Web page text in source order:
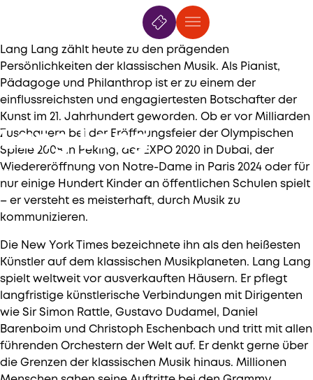
21. Juli 2026
Lang Lang
Klavier
Lang Lang zählt heute zu den prägenden
Persönlichkeiten der klassischen Musik. Als Pianist,
Pädagoge und Philanthrop ist er zu einem der
einflussreichsten und engagiertesten Botschafter der
Kunst im 21. Jahrhundert geworden. Ob er vor Milliarden
Zuschauern bei der Eröffnungsfeier der Olympischen
Spiele 2008 in Peking, der EXPO 2020 in Dubai, der
Wiedereröffnung von Notre-Dame in Paris 2024 oder für
nur einige Hundert Kinder an öffentlichen Schulen spielt
– er versteht es meisterhaft, durch Musik zu
kommunizieren.
Die New York Times bezeichnete ihn als den heißesten
Künstler auf dem klassischen Musikplaneten. Lang Lang
spielt weltweit vor ausverkauften Häusern. Er pflegt
langfristige künstlerische Verbindungen mit Dirigenten
wie Sir Simon Rattle, Gustavo Dudamel, Daniel
Barenboim und Christoph Eschenbach und tritt mit allen
führenden Orchestern der Welt auf. Er denkt gerne über
die Grenzen der klassischen Musik hinaus. Millionen